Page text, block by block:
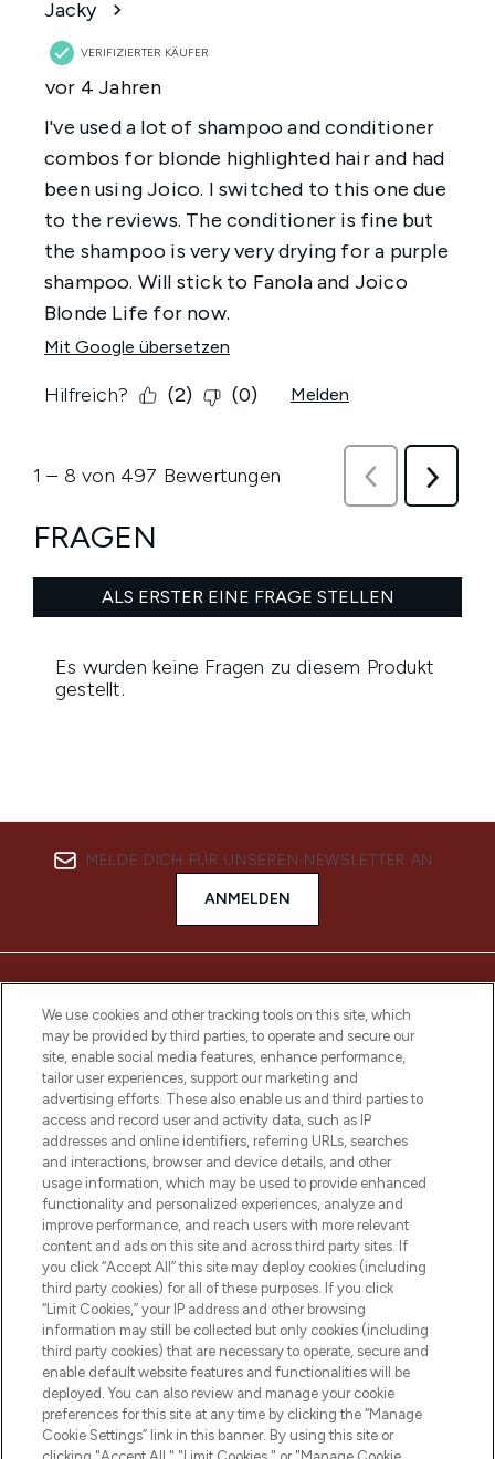
MELDE DICH FÜR UNSEREN NEWSLETTER AN
ANMELDEN
LOOKFANTASTIC ist Europas ultimativer
Beauty-Onlineshop mit den besten
Produkten aus Haut- und Haarpflege
sowie Make-Up von über 200
renommierten Marken. Shoppe online
oder über die App mit kostenloser
Lieferung ab einem Einkaufswert von 30€.
Cookie-Einwilligung
Do Not Sell or Share My Personal
Information
HILFE & INFORMATION
We use cookies and other tracking tools on this site, which
may be provided by third parties, to operate and secure our
site, enable social media features, enhance performance,
tailor user experiences, support our marketing and
advertising efforts. These also enable us and third parties to
access and record user and activity data, such as IP
addresses and online identifiers, referring URLs, searches
and interactions, browser and device details, and other
usage information, which may be used to provide enhanced
functionality and personalized experiences, analyze and
improve performance, and reach users with more relevant
content and ads on this site and across third party sites. If
you click “Accept All” this site may deploy cookies (including
third party cookies) for all of these purposes. If you click
“Limit Cookies,” your IP address and other browsing
information may still be collected but only cookies (including
third party cookies) that are necessary to operate, secure and
enable default website features and functionalities will be
deployed. You can also review and manage your cookie
preferences for this site at any time by clicking the “Manage
Cookie Settings” link in this banner. By using this site or